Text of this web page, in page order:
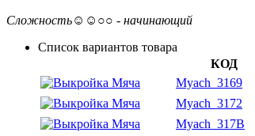
Сложность☺☺○○ - начинающий
Список вариантов товара
КОД
Myach_3169
Myach_3172
Myach_317B